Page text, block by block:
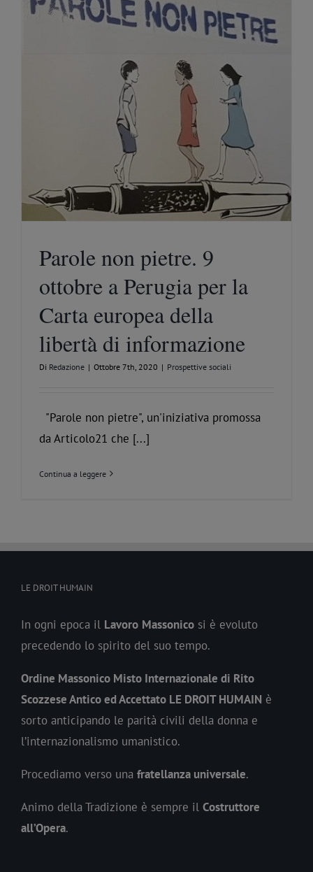
Parole non pietre. 9
ottobre a Perugia per la
Carta europea della
libertà di informazione
Di Redazione | Ottobre 7th, 2020 | Prospettive sociali
"Parole non pietre", un'iniziativa promossa
da Articolo21 che [...]
Continua a leggere
LE DROIT HUMAIN
In ogni epoca il Lavoro Massonico si è evoluto
precedendo lo spirito del suo tempo.
Ordine Massonico Misto Internazionale di Rito
Scozzese Antico ed Accettato LE DROIT HUMAIN è
sorto anticipando le parità civili della donna e
l’internazionalismo umanistico.
Procediamo verso una fratellanza universale.
Animo della Tradizione è sempre il Costruttore
all’Opera.